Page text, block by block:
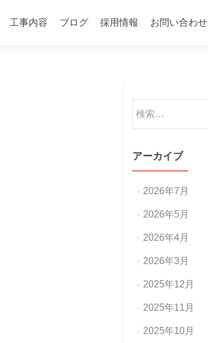
工事内容 ブログ 採用情報 お問い合わせ
索:
アーカイブ
2026年7月
2026年5月
2026年4月
2026年3月
2025年12月
2025年11月
2025年10月